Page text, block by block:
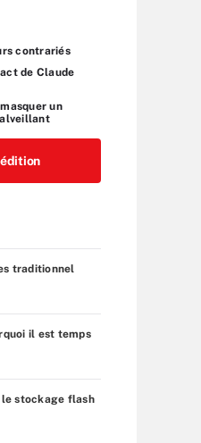
contrariés
de Claude
un
traditionnel
il est temps
le stockage flash